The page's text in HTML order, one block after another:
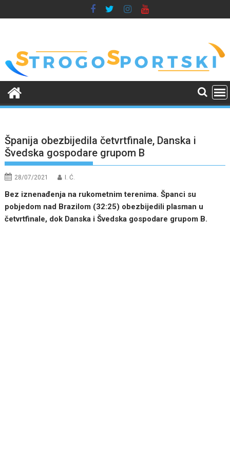
to
Španija obezbijedila četvrtfinale, Danska i
Švedska gospodare grupom B
28/07/2021 I. Ć.
Bez iznenađenja na rukometnim terenima. Španci su
pobjedom nad Brazilom (32:25) obezbijedili plasman u
četvrtfinale, dok Danska i Švedska gospodare grupom B.